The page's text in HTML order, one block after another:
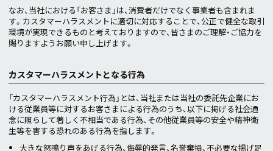
なお、当社における「お客さま」は、消費者だけでなく事業者も含まれま
す。カスタマーハラスメントに適切に対応することで、公正で健全な取引
環境が実現できるものと考えておりますので、皆さまのご理解・ご協力を
賜りますようお願い申し上げます。
カスタマーハラスメントとなる行為
「カスタマーハラスメント行為」とは、当社または当社の委託先企業にお
ける従業員等に対するお客さまによる行為のうち、以下に掲げる社会通
念に照らして著しく不相当である行為、その他従業員等の安全や精神衛
生等を害する恐れのある行為を指します。
大きな怒鳴り声をあげる行為、侮辱的発言、名誉棄損、不必要な揚げ足